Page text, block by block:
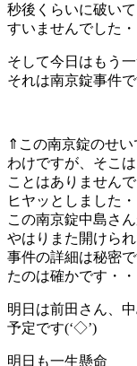
秒後くらいに破い
すいませんでした
そして今日はもう
それは南京錠事件で
⇑この南京錠のせ
わけですが、そこ
ことはありません
ヒヤッとしました
この南京錠中島さ
やはりまた開けら
事件の詳細は秘密
たのは確かです・
明日は前田さん、
予定です(‘◇’)ゞ
明日も一生懸命